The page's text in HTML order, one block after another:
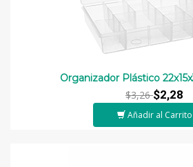
Organizador Plástico
$3,26$2,28
Añadir al Carrito